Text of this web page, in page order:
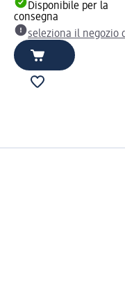
Disponibile per la
consegna
seleziona il negozio